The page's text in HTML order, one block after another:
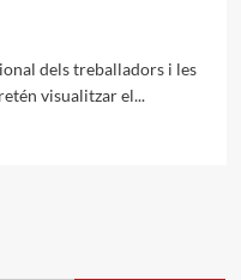
dels treballadors i les
visualitzar el...